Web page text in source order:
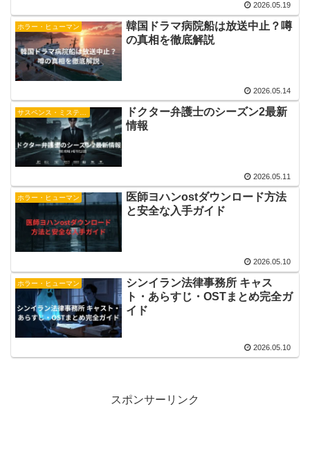
2026.05.19
ホラー・ヒューマン
韓国ドラマ病院船は放送中止？噂
の真相を徹底解説
2026.05.14
ドクター弁護士のシーズン2最新
情報
2026.05.11
ホラー・ヒューマン
医師ヨハンostダウンロード方法
と安全な入手ガイド
2026.05.10
ホラー・ヒューマン
シンイラン法律事務所 キャス
ト・あらすじ・OSTまとめ完全ガ
イド
2026.05.10
スポンサーリンク